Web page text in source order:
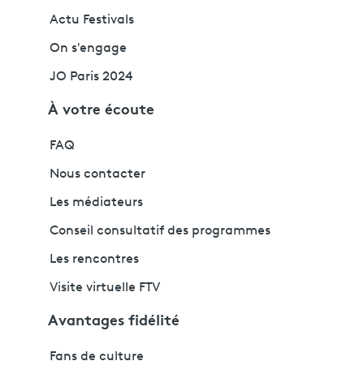
Actu Festivals
On s'engage
JO Paris 2024
À votre écoute
FAQ
Nous contacter
Les médiateurs
Conseil consultatif des programmes
Les rencontres
Visite virtuelle FTV
Avantages fidélité
Fans de culture